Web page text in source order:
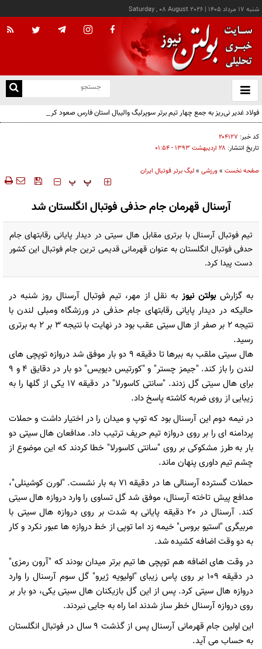
شنبه ۱۷ مرداد ۱۴۰۵ |
Saturday , 08 August 2026
باز
و
فولاد غدیر نی‌ریز به جمع چهار تیم برتر سوپرلیگ والیبال استان فارس صعود کرد
کد خبر: ۲۰۴۱۲۷
تاریخ انتشار: ۲۸ ارديبهشت ۱۳۹۳ - ۰۱:۵۴
صفحه نخست »ورزشی »لیگ برتر فوتبال ایران
‍‍‍ پ پ
آرسنال قهرمان جام حذفی فوتبال انگلستان شد
تیم فوتبال آرسنال با برتری مقابل هال سیتی در دیدار پایانی رقابتهای جام
حدفی فوتبال انگلستان به عنوان قهرمانی قدیمی ترین جام فوتبال این کشور
دست پیدا کرد.
به گزارشبولتن نیوز به نقل از مهر، تیم فوتبال آرسنال روز شنبه در
حالیکه در دیدار پایانی رقابتهای جام حذفی در ورزشگاه ومبلی لندن با
نتیجه 2 بر صفر از هال سیتی عقب بود در نهایت با نتیجه 3 بر 2 به برتری
رسید.
هال سیتی ملقب به ببرها تا دقیقه 9 دو بار موفق شد دروازه توپچی های
لندن را باز کند. "جیمز چستر" و "کورتیس دیویس" دو بار در دقایق 4 و 9
برای هال سیتی گل زدند. "سانتی کاسورلا" در دقیقه 17 یکی از گلها را به
زیبایی از روی ضربه کاشته پاسخ داد.
در نیمه دوم این آرسنال بود که توپ و میدان را در اختیار داشت و حملات
پردامنه ای را بر روی دروازه تیم حریف ترتیب داد. مدافعان هال سیتی دو
بار به طرز مشکوکی بر روی "سانتی کاسورلا" خطا کردند که این موضوع از
چشم تیم داوری پنهان ماند.
حملات گسترده آرسنالی ها در دقیقه 71 به بار نشست. "لورن کوشینلی"،
مدافع پیش تاخته آرسنال، موفق شد گل تساوی را وارد دروازه هال سیتی
کند. آرسنال در 20 دقیقه پایانی به شدت بر روی دروازه هال سیتی با
مربیگری "استیو بروس" خیمه زد اما توپی از خط دروازه ها عبور نکرد و کار
به دو وقت اضافه کشیده شد.
در وقت های اضافه هم توپچی ها تیم برتر میدان بودند که "آرون رمزی"
در دقیقه 109 بر روی پاس زیبای "اولیویه ژیرو" گل سوم آرسنال را وارد
دروازه هال سیتی کرد. پس از این گل بازیکنان هال سیتی یکی، دو بار بر
روی دروازه آرسنال خطر ساز شدند اما راه به جایی نبردند.
این اولین جام قهرمانی آرسنال پس از گذشت 9 سال در فوتبال انگلستان
به حساب می آید.